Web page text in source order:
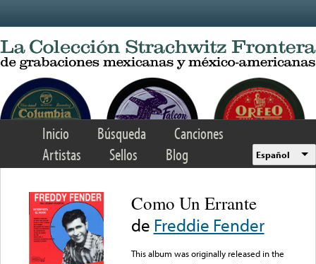
Inicio Búsqueda
Canciones
Artistas
Sellos Blog Español
Como Un Errante
de Freddie Fender
This album was originally released in the